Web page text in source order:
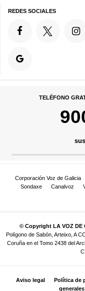
REDES SOCIALES
TELÉFONO
Corporación Voz de Galicia
Sondaxe
Canalvoz
© Copyright LA VOZ DE
Polígono de Sabón, Arteixo, A
Coruña en el Tomo 2438 del
Aviso legal Política de
generales